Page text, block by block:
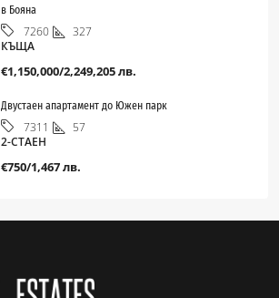
в Бояна
7260
327
КЪЩА
€1,150,000/2,249,205 лв.
Двустаен апартамент до Южен парк
7311
57
2-СТАЕН
€750/1,467 лв.